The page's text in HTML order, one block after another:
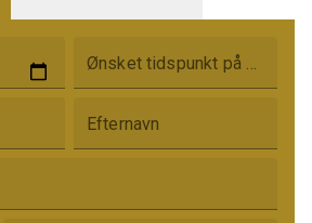
Ønsket tidspunkt på dagen
Efternavn